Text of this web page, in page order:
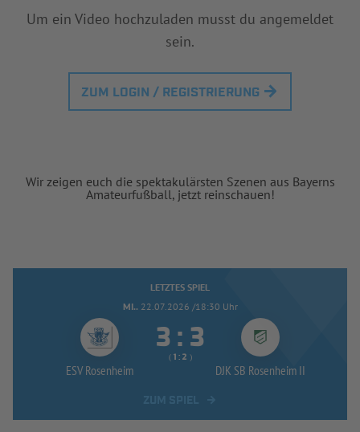
Um ein Video hochzuladen musst du angemeldet
sein.
ZUM LOGIN / REGISTRIERUNG
Wir zeigen euch die spektakulärsten Szenen aus Bayerns
Amateurfußball, jetzt reinschauen!
LETZTES SPIEL
MI.. 22.07.2026 /18:30 Uhr
ESV Rosenheim
 : 
(  :  )
DJK SB Rosenheim II